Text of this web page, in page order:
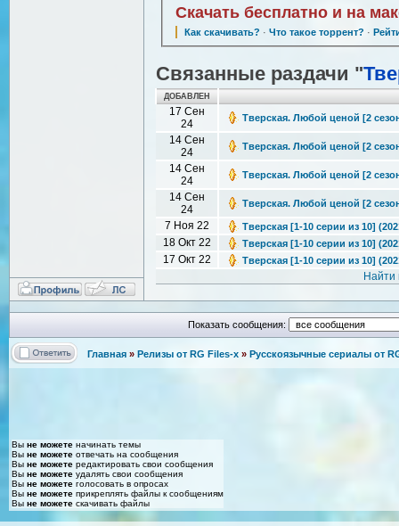
Скачать бесплатно и на
Как скачивать? · Что такое торрент? ·
Связанные раздачи "
ДОБАВЛЕН
17 Сен
24
Тверская. Любой ценой [2
14 Сен
24
Тверская. Любой ценой [2
14 Сен
24
Тверская. Любой ценой [2
14 Сен
24
Тверская. Любой ценой [2
7 Ноя 22 Тверская [1-10 серии из 10]
18 Окт 22 Тверская [1-10 серии из 10]
17 Окт 22 Тверская [1-10 серии из 10]
Найти
Показать сообщения:
Главная » Релизы от RG Files-x » Русскоязычные сериалы от
Вы не можете начинать темы
Вы не можете отвечать на сообщения
Вы не можете редактировать свои сообщения
Вы не можете удалять свои сообщения
Вы не можете голосовать в опросах
Вы не можете прикреплять файлы к сообщениям
Вы не можете скачивать файлы